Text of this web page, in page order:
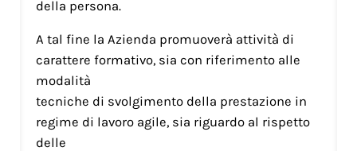
della persona.
A tal fine la Azienda promuoverà attività di
carattere formativo, sia con riferimento alle
modalità
tecniche di svolgimento della prestazione in
regime di lavoro agile, sia riguardo al rispetto
delle